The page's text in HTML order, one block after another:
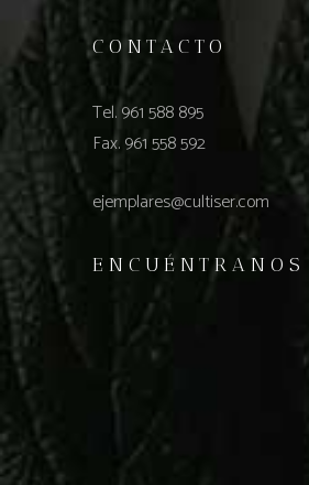
CONTACTO
Tel. 961 588 895
Fax. 961 558 592
ejemplares@cultiser.com
ENCUÉNTRANOS